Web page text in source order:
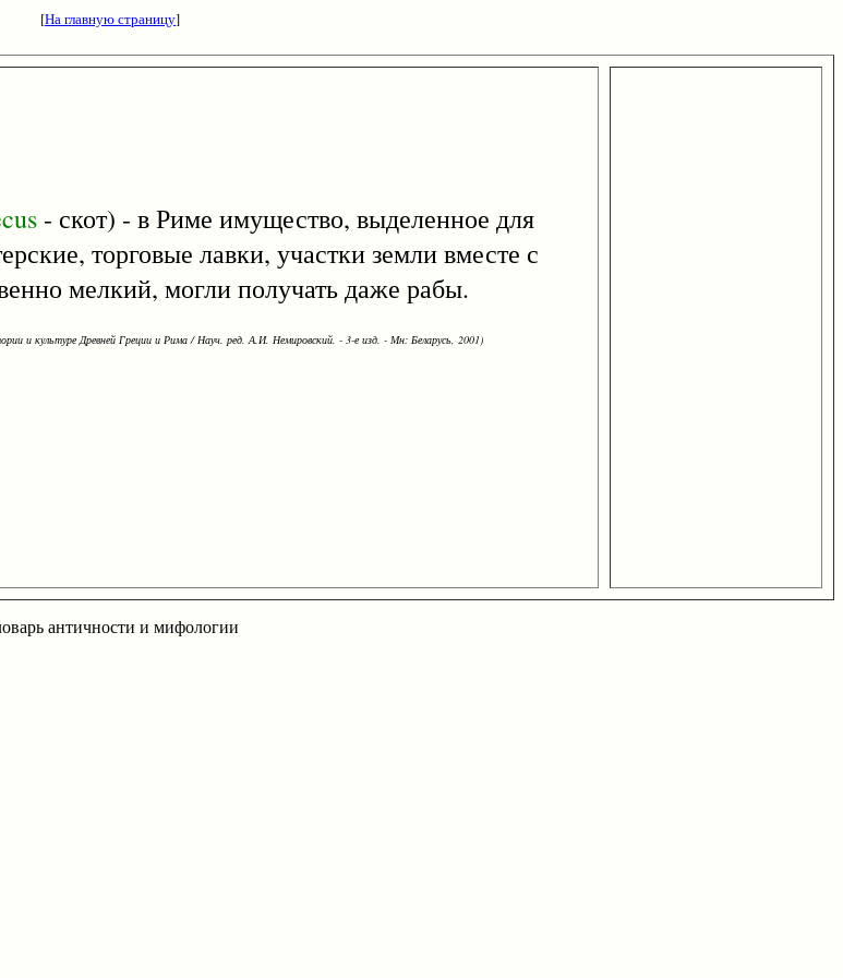
[На главную страницу]
- скот) - в Риме имущество, выделенное для
торговые лавки, участки земли вместе с
мелкий, могли получать даже рабы.
и культуре Древней Греции и Рима / Науч. ред. А.И. Немировский. - 3-е изд. - Мн: Беларусь, 2001)
античности и мифологии